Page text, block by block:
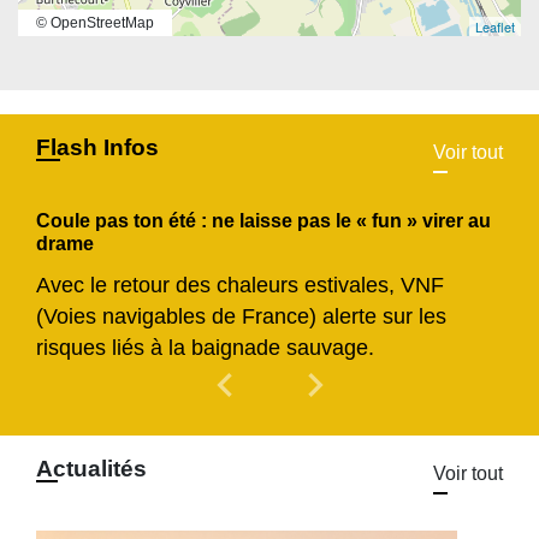
Leaflet
© OpenStreetMap
Flash Infos Voir tout
Coule pas ton été : ne laisse pas le « fun » virer au
drame
Avec le retour des chaleurs estivales, VNF
(Voies navigables de France) alerte sur les
risques liés à la baignade sauvage.
chevron_left Previous
chevron_right
Actualités Voir tout